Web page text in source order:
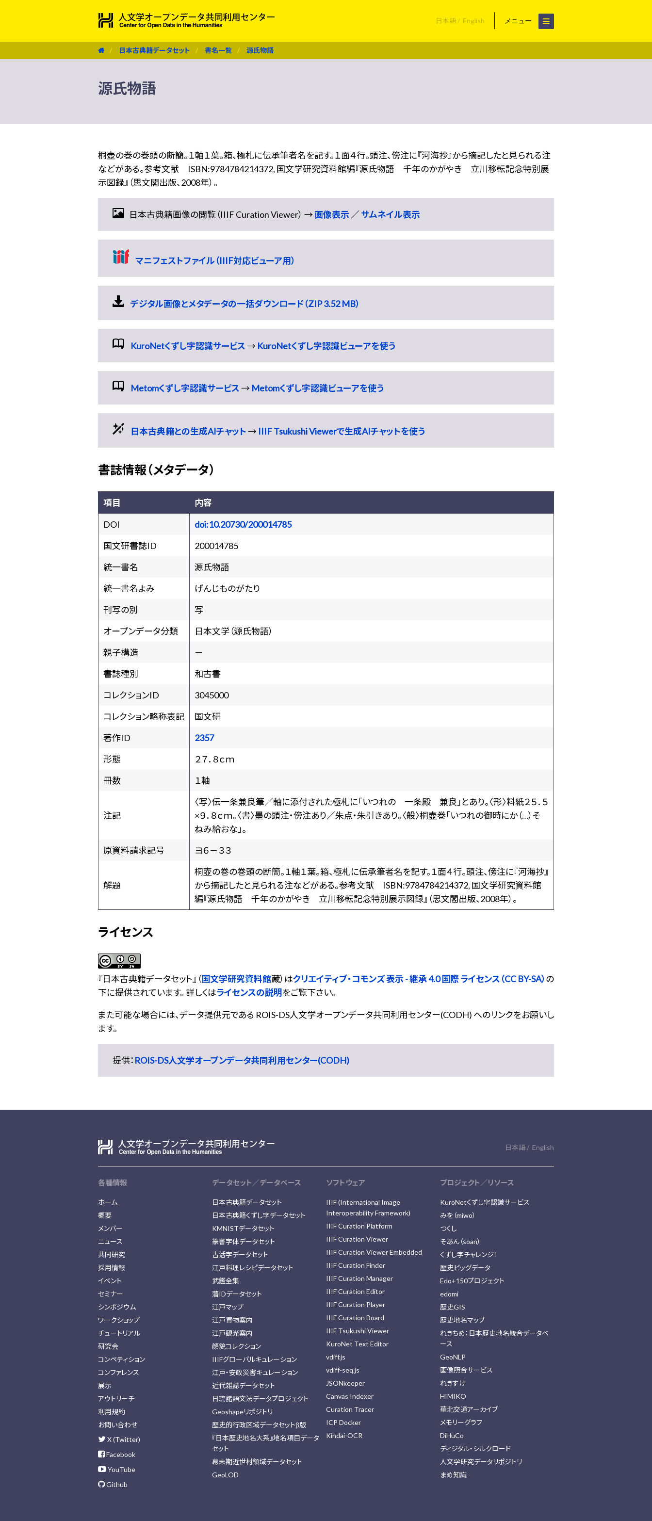
日本語 English メニュー
日本古典籍データセット 書名一覧 源氏物語
源氏物語
桐壺の巻の巻頭の断簡。１軸１葉。箱、極札に伝承筆者名を記す。１面４行。頭注、傍注に『河海抄』から摘記したと見られる注
などがある。参考文献 ISBN:9784784214372, 国文学研究資料館編『源氏物語 千年のかがやき 立川移転記念特別展
示図録』（思文閣出版、2008年）。
日本古典籍画像の閲覧（IIIF Curation Viewer） →画像表示 ／サムネイル表示
マニフェストファイル（IIIF対応ビューア用）
デジタル画像とメタデータの一括ダウンロード（ZIP 3.52 MB）
KuroNetくずし字認識サービス→ KuroNetくずし字認識ビューアを使う
Metomくずし字認識サービス→ Metomくずし字認識ビューアを使う
日本古典籍との生成AIチャット→ IIIF Tsukushi Viewerで生成AIチャットを使う
書誌情報（メタデータ）
項目 内容
DOI
doi:10.20730/200014785
国文研書誌ID
200014785
統一書名
源氏物語
統一書名よみ
げんじものがたり
刊写の別
写
オープンデータ分類
日本文学（源氏物語）
親子構造
－
書誌種別
和古書
コレクションID
3045000
コレクション略称表記
国文研
著作ID
2357
形態
２７．８ｃｍ
冊数
１軸
注記
〈写〉伝一条兼良筆／軸に添付された極札に「いつれの 一条殿 兼良」とあり。〈形〉料紙２５．５
×９．８ｃｍ。〈書〉墨の頭注・傍注あり／朱点・朱引きあり。〈般〉桐壺巻「いつれの御時にか（…）そ
ねみ給おな」。
原資料請求記号
ヨ６－３３
解題
桐壺の巻の巻頭の断簡。１軸１葉。箱、極札に伝承筆者名を記す。１面４行。頭注、傍注に『河海抄』
から摘記したと見られる注などがある。参考文献 ISBN:9784784214372, 国文学研究資料館
編『源氏物語 千年のかがやき 立川移転記念特別展示図録』（思文閣出版、2008年）。
ライセンス
『日本古典籍データセット』（国文学研究資料館蔵）はクリエイティブ・コモンズ 表示 - 継承 4.0 国際 ライセンス（CC BY-SA） の
下に提供されています。 詳しくはライセンスの説明をご覧下さい。
また可能な場合には、データ提供元である ROIS-DS人文学オープンデータ共同利用センター(CODH) へのリンクをお願いし
ます。
提供： ROIS-DS人文学オープンデータ共同利用センター(CODH)
日本語 English
各種情報
ホーム
概要
メンバー
ニュース
共同研究
採用情報
イベント
セミナー
シンポジウム
ワークショップ
チュートリアル
研究会
コンペティション
コンファレンス
展示
アウトリーチ
利用規約
お問い合わせ
X (Twitter)
Facebook
YouTube
Github
データセット／データベース
日本古典籍データセット
日本古典籍くずし字データセット
KMNISTデータセット
篆書字体データセット
古活字データセット
江戸料理レシピデータセット
武鑑全集
藩IDデータセット
江戸マップ
江戸買物案内
江戸観光案内
顔貌コレクション
IIIFグローバルキュレーション
江戸・安政災害キュレーション
近代雑誌データセット
日琉諸語文法データプロジェクト
Geoshapeリポジトリ
歴史的行政区域データセットβ版
『日本歴史地名大系』地名項目データ
セット
幕末期近世村領域データセット
GeoLOD
ソフトウェア
IIIF (International Image
Interoperability Framework)
IIIF Curation Platform
IIIF Curation Viewer
IIIF Curation Viewer Embedded
IIIF Curation Finder
IIIF Curation Manager
IIIF Curation Editor
IIIF Curation Player
IIIF Curation Board
IIIF Tsukushi Viewer
KuroNet Text Editor
vdiff.js
vdiff-seq.js
JSONkeeper
Canvas Indexer
Curation Tracer
ICP Docker
Kindai-OCR
プロジェクト／リソース
KuroNetくずし字認識サービス
みを（miwo）
つくし
そあん（soan）
くずし字チャレンジ！
歴史ビッグデータ
Edo+150プロジェクト
edomi
歴史GIS
歴史地名マップ
れきちめ：日本歴史地名統合データベ
ース
GeoNLP
画像照合サービス
れきすけ
HIMIKO
華北交通アーカイブ
メモリーグラフ
DiHuCo
ディジタル・シルクロード
人文学研究データリポジトリ
まめ知識